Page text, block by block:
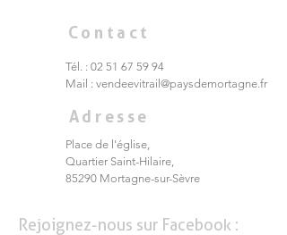
Contact
Tél. : 02 51 67 59 94
Mail : vendeevitrail@paysdemortagne.fr
Adresse
Place de l'église,
Quartier Saint-Hilaire,
85290 Mortagne-sur-Sèvre
Rejoignez-nous sur Facebook :